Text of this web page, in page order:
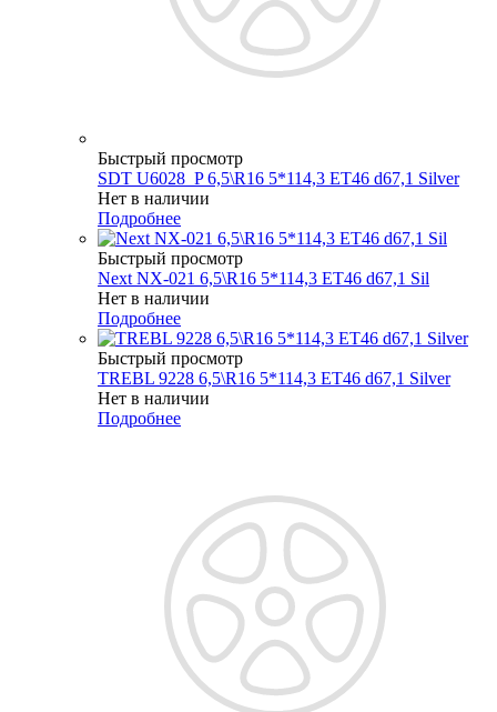
Быстрый просмотр
SDT U6028_P 6,5\R16 5*114,3 ET46 d67,1 Silver
Нет в наличии
Подробнее
Быстрый просмотр
Next NX-021 6,5\R16 5*114,3 ET46 d67,1 Sil
Нет в наличии
Подробнее
Быстрый просмотр
TREBL 9228 6,5\R16 5*114,3 ET46 d67,1 Silver
Нет в наличии
Подробнее